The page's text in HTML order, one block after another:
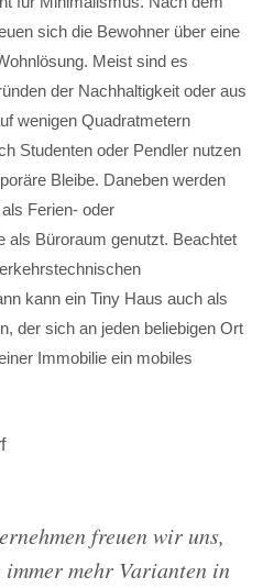
sich die Bewohner über eine
Meist sind es
der Nachhaltigkeit oder aus
wenigen Quadratmetern
Studenten oder Pendler nutzen
Bleibe. Daneben werden
Ferien- oder
als Büroraum genutzt. Beachtet
kann ein Tiny Haus auch als
der sich an jeden beliebigen Ort
Immobilie ein mobiles
freuen wir uns,
immer mehr Varianten in